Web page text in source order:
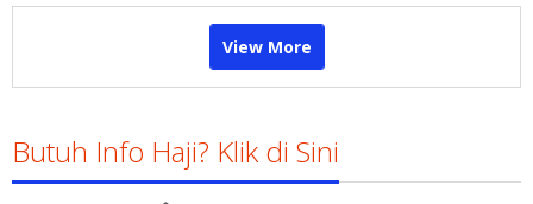
View More
Butuh Info Haji? Klik di Sini